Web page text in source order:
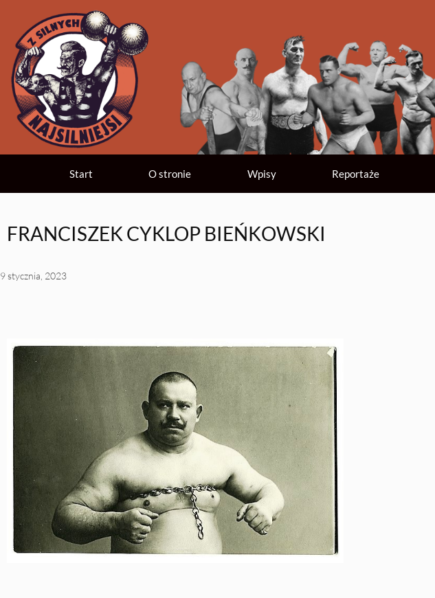
Start O stronie Wpisy Reportaże
FRANCISZEK CYKLOP BIEŃKOWSKI
9 stycznia, 2023